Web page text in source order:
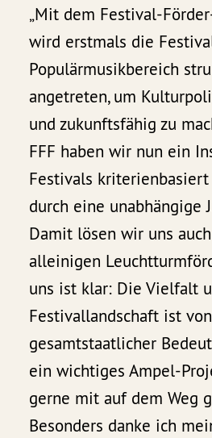
„Mit dem Festival-
wird erstmals die
Populärmusikbereich
angetreten, um
und zukunftsfähig zu
FFF haben wir nun ein
Festivals
durch eine unabhängige
Damit lösen wir uns
alleinigen
uns ist klar: Die Vielfalt
Festivallandschaft ist von
gesamtstaatlicher
ein wichtiges Ampel-
gerne mit auf dem Weg
Besonders danke ich